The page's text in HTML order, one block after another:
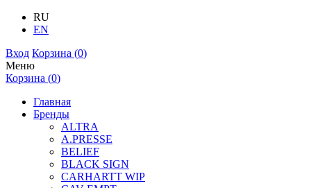
RU
EN
Вход Корзина (0)
Меню
Корзина (0)
Главная
Бренды
ALTRA
A.PRESSE
BELIEF
BLACK SIGN
CARHARTT WIP